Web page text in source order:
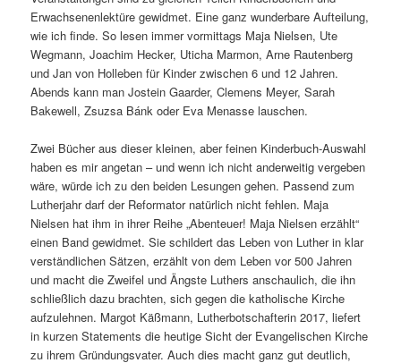
Erwachsenenlektüre gewidmet. Eine ganz wunderbare Aufteilung,
wie ich finde. So lesen immer vormittags Maja Nielsen, Ute
Wegmann, Joachim Hecker, Uticha Marmon, Arne Rautenberg
und Jan von Holleben für Kinder zwischen 6 und 12 Jahren.
Abends kann man Jostein Gaarder, Clemens Meyer, Sarah
Bakewell, Zsuzsa Bánk oder Eva Menasse lauschen.
Zwei Bücher aus dieser kleinen, aber feinen Kinderbuch-Auswahl
haben es mir angetan – und wenn ich nicht anderweitig vergeben
wäre, würde ich zu den beiden Lesungen gehen. Passend zum
Lutherjahr darf der Reformator natürlich nicht fehlen. Maja
Nielsen hat ihm in ihrer Reihe „Abenteuer! Maja Nielsen erzählt“
einen Band gewidmet. Sie schildert das Leben von Luther in klar
verständlichen Sätzen, erzählt von dem Leben vor 500 Jahren
und macht die Zweifel und Ängste Luthers anschaulich, die ihn
schließlich dazu brachten, sich gegen die katholische Kirche
aufzulehnen. Margot Käßmann, Lutherbotschafterin 2017, liefert
in kurzen Statements die heutige Sicht der Evangelischen Kirche
zu ihrem Gründungsvater. Auch dies macht ganz gut deutlich,